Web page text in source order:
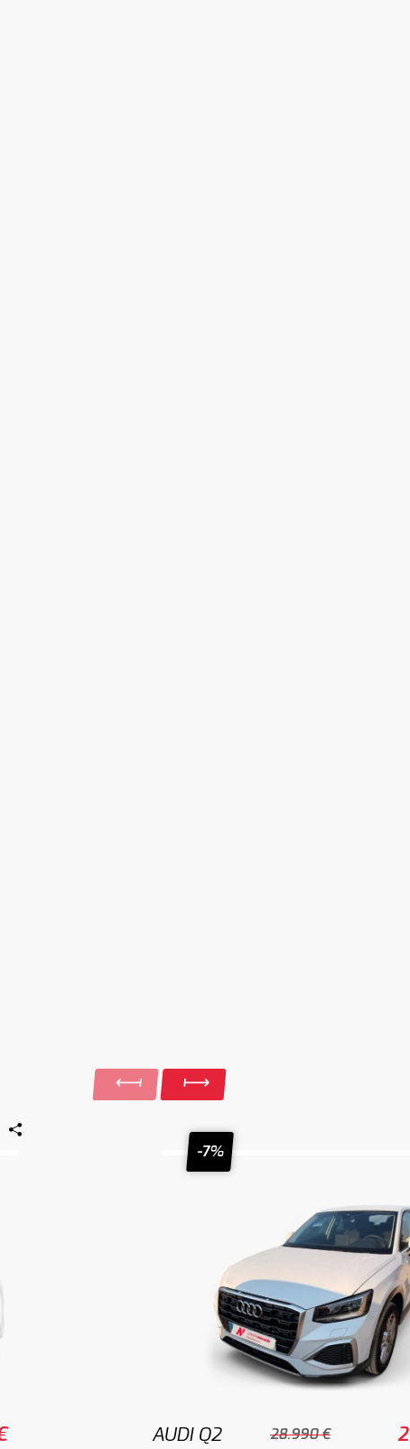
-7%
AUDI Q2 28.990 €